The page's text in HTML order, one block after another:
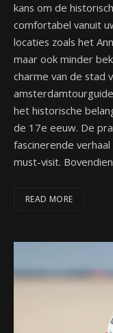
kans om de
comfortabel vanuit
locaties zoals het
maar ook minder
charme van de stad
het historische
de 17e eeuw. De
fascinerende
must-visit.
READ MORE